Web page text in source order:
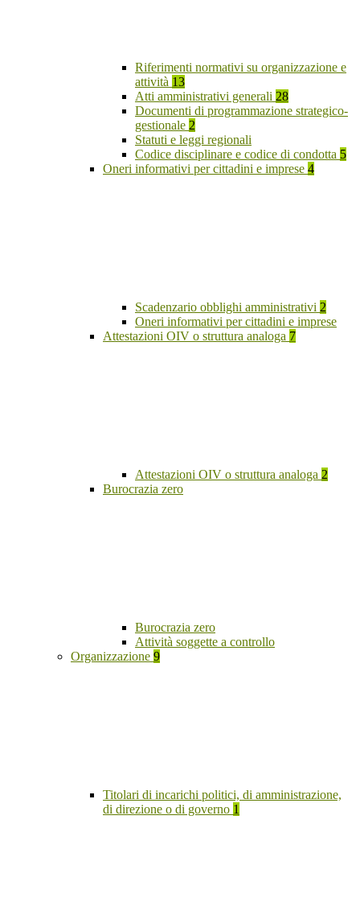
Riferimenti normativi su organizzazione e
attività 13
Atti amministrativi generali 28
Documenti di programmazione strategico-
gestionale 2
Statuti e leggi regionali
Codice disciplinare e codice di condotta 5
Oneri informativi per cittadini e imprese 4
Scadenzario obblighi amministrativi 2
Oneri informativi per cittadini e imprese
Attestazioni OIV o struttura analoga 7
Attestazioni OIV o struttura analoga 2
Burocrazia zero
Burocrazia zero
Attività soggette a controllo
Organizzazione 9
Titolari di incarichi politici, di amministrazione,
di direzione o di governo 1